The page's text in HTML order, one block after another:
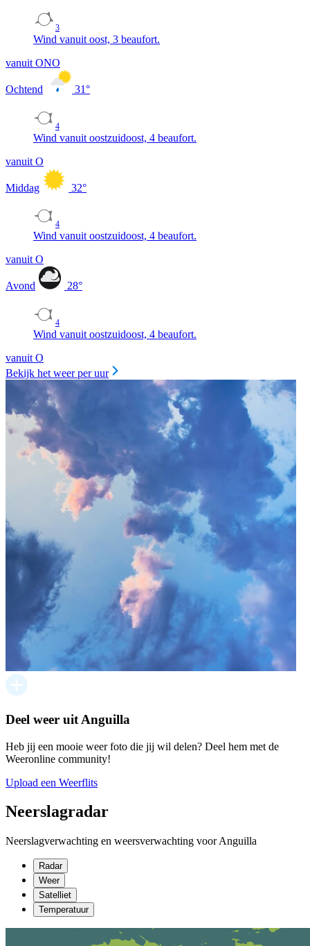
3
Wind vanuit oost, 3 beaufort.
vanuit ONO
Ochtend 31°
4
Wind vanuit oostzuidoost, 4 beaufort.
vanuit O
Middag 32°
4
Wind vanuit oostzuidoost, 4 beaufort.
vanuit O
Avond 28°
4
Wind vanuit oostzuidoost, 4 beaufort.
vanuit O
Bekijk het weer per uur
Deel weer uit Anguilla
Heb jij een mooie weer foto die jij wil delen? Deel hem met de
Weeronline community!
Upload een Weerflits
Neerslagradar
Neerslagverwachting en weersverwachting voor Anguilla
Radar
Weer
Satelliet
Temperatuur